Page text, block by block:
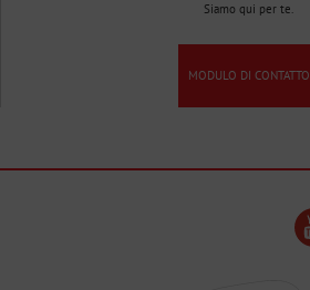
Siamo qui per te.
MODULO DI CONTATTO